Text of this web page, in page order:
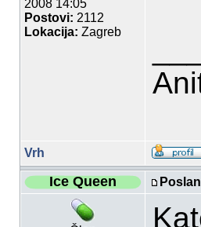
2008 14:05
Postovi: 2112
Lokacija: Zagreb
Vrh
Ice Queen